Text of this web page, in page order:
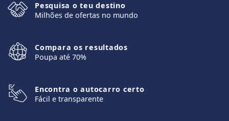
Pesquisa o teu destino
Milhões de ofertas no mundo
Compara os resultados
Poupa até 70%
Encontra o autocarro certo
Fácil e transparente